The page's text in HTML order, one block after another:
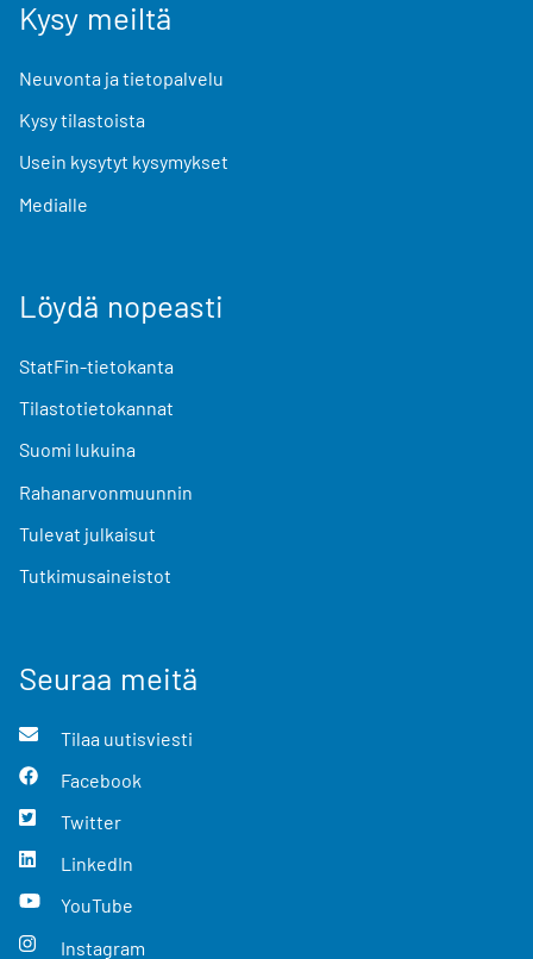
Kysy meiltä
Neuvonta ja tietopalvelu
Kysy tilastoista
Usein kysytyt kysymykset
Medialle
Löydä nopeasti
StatFin-tietokanta
Tilastotietokannat
Suomi lukuina
Rahanarvonmuunnin
Tulevat julkaisut
Tutkimusaineistot
Seuraa meitä
Tilaa uutisviesti
Facebook
Twitter
LinkedIn
YouTube
Instagram